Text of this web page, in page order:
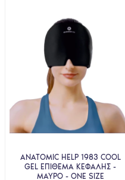
ANATOMIC HELP 1983 COOL
GEL ΕΠΙΘΕΜΑ ΚΕΦΑΛΗΣ -
ΜΑΥΡΟ - ONE SIZE